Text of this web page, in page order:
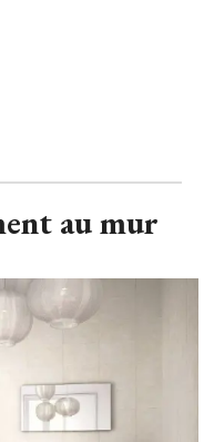
au mur